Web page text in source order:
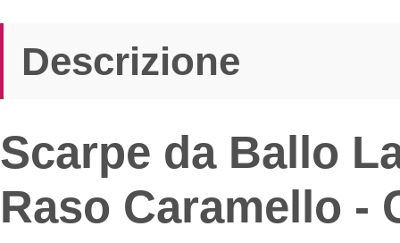
Descrizione
Scarpe da Ballo
Raso Caramello -